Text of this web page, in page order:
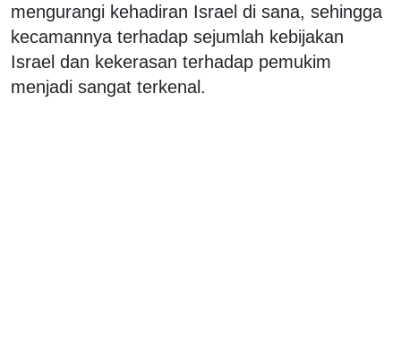
mengurangi kehadiran Israel di sana, sehingga
kecamannya terhadap sejumlah kebijakan
Israel dan kekerasan terhadap pemukim
menjadi sangat terkenal.